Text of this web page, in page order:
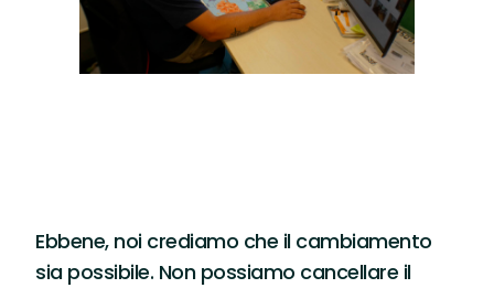
Ebbene, noi crediamo che il cambiamento
sia possibile. Non possiamo cancellare il